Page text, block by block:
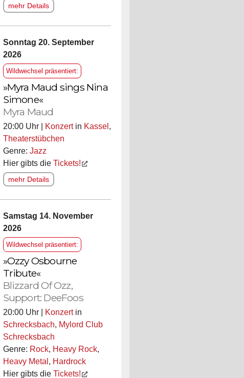
mehr Details
Sonntag 20. September
2026
Wildwechsel präsentiert:
»Myra Maud sings Nina
Simone«
Myra Maud
20:00 Uhr | Konzertin Kassel ,
Theaterstübchen
Genre: Jazz
Hier gibts die Tickets!
mehr Details
Samstag 14. November
2026
Wildwechsel präsentiert:
»Ozzy Osbourne
Tribute«
Blizzard Of Ozz,
Support: DeeFoos
20:00 Uhr | Konzertin
Schrecksbach, Mylord Club
Schrecksbach
Genre: Rock, Heavy Rock,
Heavy Metal , Hardrock
Hier gibts die Tickets!